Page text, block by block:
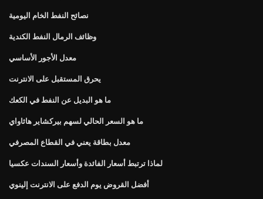
نصائح النفط الخام اليومية
وظائف الرمال النفط الكندية
معدل الأجور الأساسي
يحرق المستقبل على الانترنت
ما هو البديل عن النفط في الكعك
ما هو السعر الحالي لسهم بيركشاير هاثاواي
معدل بطاقة يعني في القطاع المصرفي
لماذا ترتبط أسعار الفائدة وأسعار السندات عكسيا
أفضل القروض يوم الدفع على الانترنت إلينوي